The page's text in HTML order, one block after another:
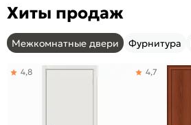
Хиты продаж
Межкомнатные двери Фурнитура
4,8 4,7